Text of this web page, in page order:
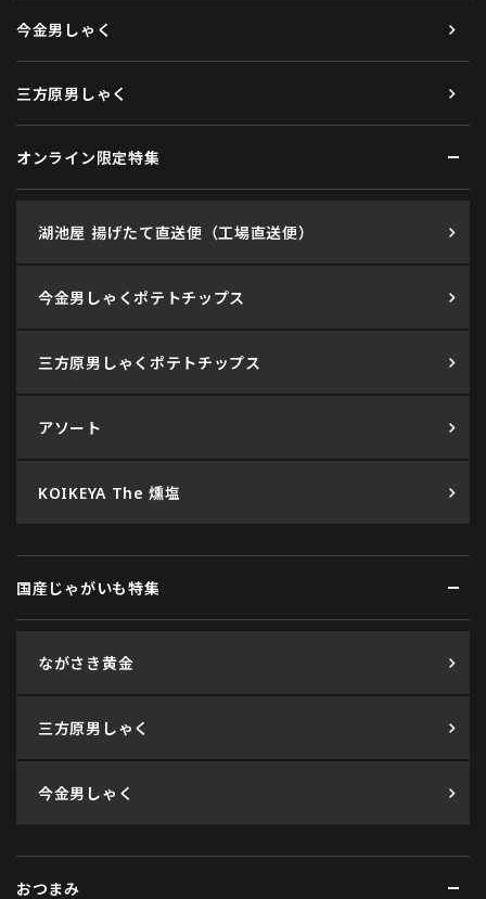
今金男しゃく
三方原男しゃく
オンライン限定特集
湖池屋 揚げたて直送便（工場直送便）
今金男しゃくポテトチップス
三方原男しゃくポテトチップス
アソート
KOIKEYA The 燻塩
国産じゃがいも特集
ながさき黄金
三方原男しゃく
今金男しゃく
おつまみ